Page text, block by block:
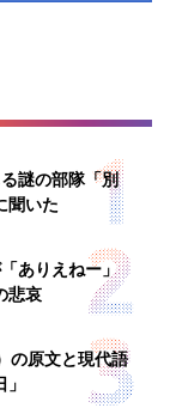
謎の部隊「別
聞いた
ありえねー」
悲哀
の原文と現代語